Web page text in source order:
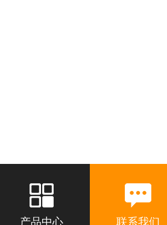
产品中心 联系我们